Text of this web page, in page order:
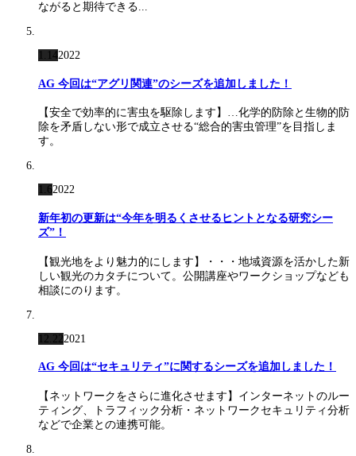
ながると期待できる...
1.142022
AG 今回は“アグリ関連”のシーズを追加しました！
【安全で効率的に害虫を駆除します】…化学的防除と生物的防
除を矛盾しない形で成立させる“総合的害虫管理”を目指しま
す。
1.62022
新年初の更新は“今年を明るくさせるヒントとなる研究シー
ズ”！
【観光地をより魅力的にします】・・・地域資源を活かした新
しい観光のカタチについて。公開講座やワークショップなども
相談にのります。
12.222021
AG 今回は“セキュリティ”に関するシーズを追加しました！
【ネットワークをさらに進化させます】インターネットのルー
ティング、トラフィック分析・ネットワークセキュリティ分析
などで企業との連携可能。